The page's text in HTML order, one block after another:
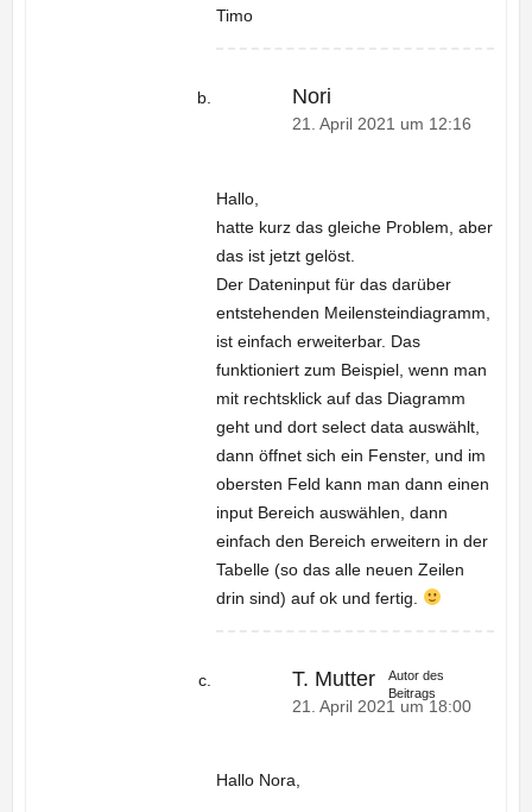
Timo
Nori
21. April 2021 um 12:16
Hallo,
hatte kurz das gleiche Problem, aber
das ist jetzt gelöst.
Der Dateninput für das darüber
entstehenden Meilensteindiagramm,
ist einfach erweiterbar. Das
funktioniert zum Beispiel, wenn man
mit rechtsklick auf das Diagramm
geht und dort select data auswählt,
dann öffnet sich ein Fenster, und im
obersten Feld kann man dann einen
input Bereich auswählen, dann
einfach den Bereich erweitern in der
Tabelle (so das alle neuen Zeilen
drin sind) auf ok und fertig.
T. Mutter
Autor des
Beitrags
21. April 2021 um 18:00
Hallo Nora,